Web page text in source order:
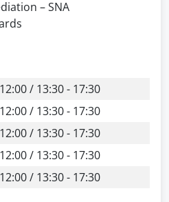
– SNA
/ 13:30 - 17:30
/ 13:30 - 17:30
/ 13:30 - 17:30
/ 13:30 - 17:30
/ 13:30 - 17:30